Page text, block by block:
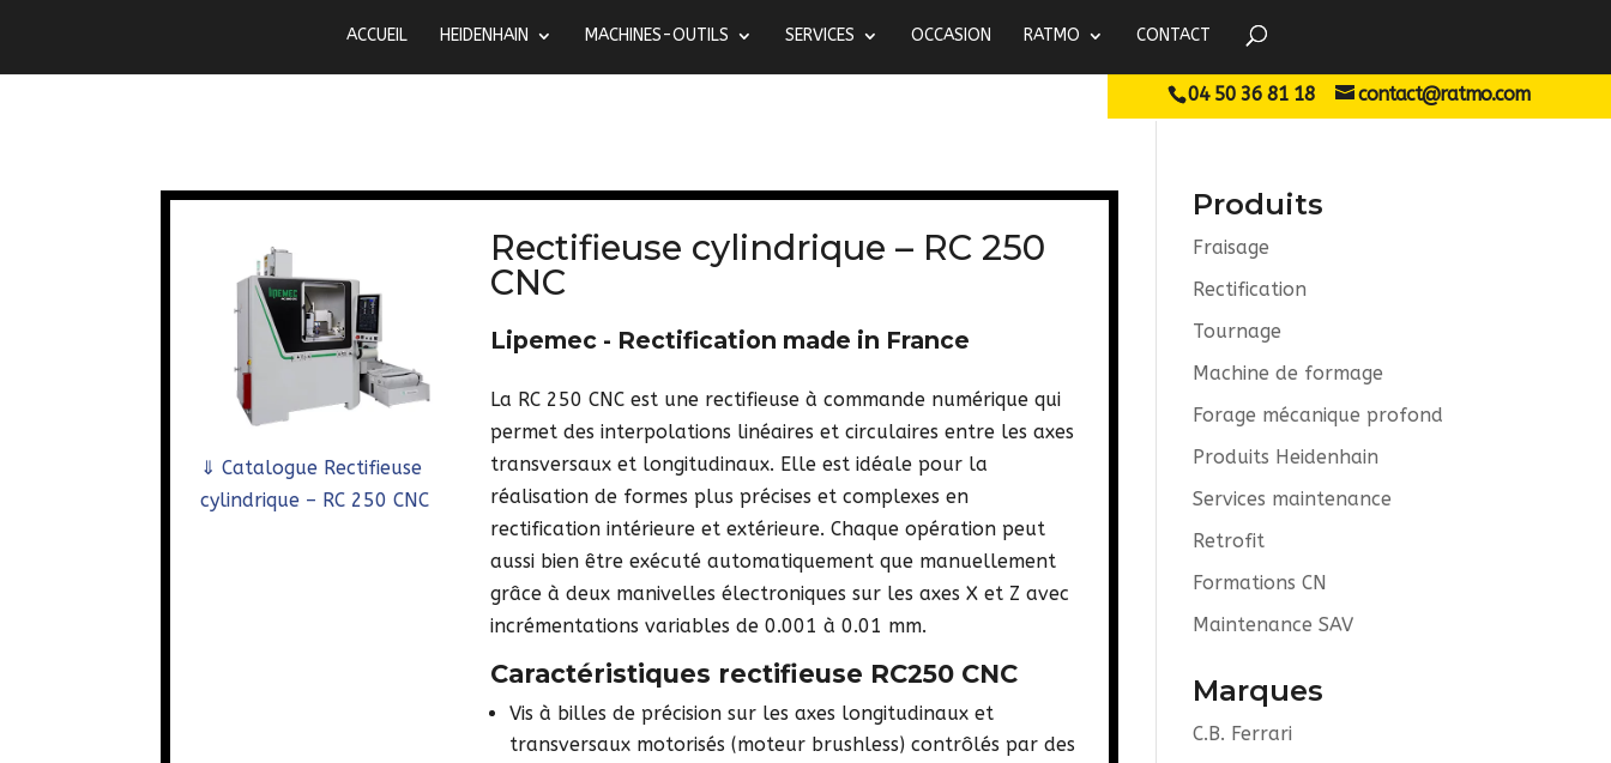
04 50 36 81 18 contact@ratmo.com
ACCUEIL HEIDENHAIN MACHINES-OUTILS SERVICES OCCASION RATMO CONTACT
⇓Catalogue Rectifieuse
cylindrique – RC 250 CNC
Rectifieuse cylindrique – RC 250
CNC
Lipemec - Rectification made in France
La RC 250 CNC est une rectifieuse à commande numérique qui
permet des interpolations linéaires et circulaires entre les axes
transversaux et longitudinaux. Elle est idéale pour la
réalisation de formes plus précises et complexes en
rectification intérieure et extérieure. Chaque opération peut
aussi bien être exécuté automatiquement que manuellement
grâce à deux manivelles électroniques sur les axes X et Z avec
incrémentations variables de 0.001 à 0.01 mm.
Caractéristiques rectifieuse RC250 CNC
Vis à billes de précision sur les axes longitudinaux et
transversaux motorisés (moteur brushless) contrôlés par des
Produits
Fraisage
Rectification
Tournage
Machine de formage
Forage mécanique profond
Produits Heidenhain
Services maintenance
Retrofit
Formations CN
Maintenance SAV
Marques
C.B. Ferrari